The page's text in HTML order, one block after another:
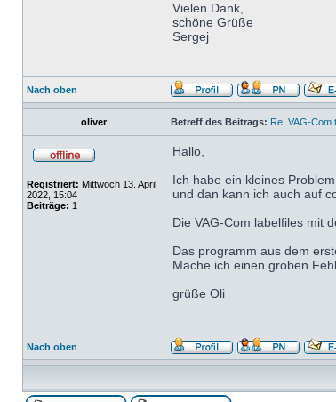
Vielen Dank,
schöne Grüße
Sergej
Nach oben
oliver Betreff des Beitrags: Re: VAG-Com
Registriert: Mittwoch 13. April
2022, 15:04
Beiträge: 1
Hallo,
Ich habe ein kleines
und dan kann ich auch auf
Die VAG-Com labelfiles mit
Das programm aus dem
Mache ich einen groben
grüße Oli
Nach oben